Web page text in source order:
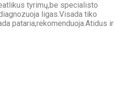
tyrimų,be specialisto
ligas.Visada tiko
pataria,rekomenduoja.Atidus ir